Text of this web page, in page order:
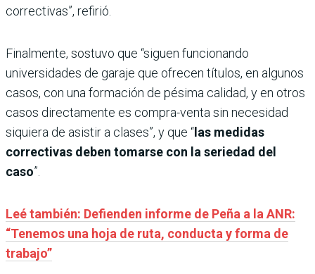
correctivas”, refirió.
Finalmente, sostuvo que “siguen funcionando
universidades de garaje que ofrecen títulos, en algunos
casos, con una formación de pésima calidad, y en otros
casos directamente es compra-venta sin necesidad
siquiera de asistir a clases”, y que “ las medidas
correctivas deben tomarse con la seriedad del
caso”.
Leé también: Defienden informe de Peña a la ANR:
“Tenemos una hoja de ruta, conducta y forma de
trabajo”